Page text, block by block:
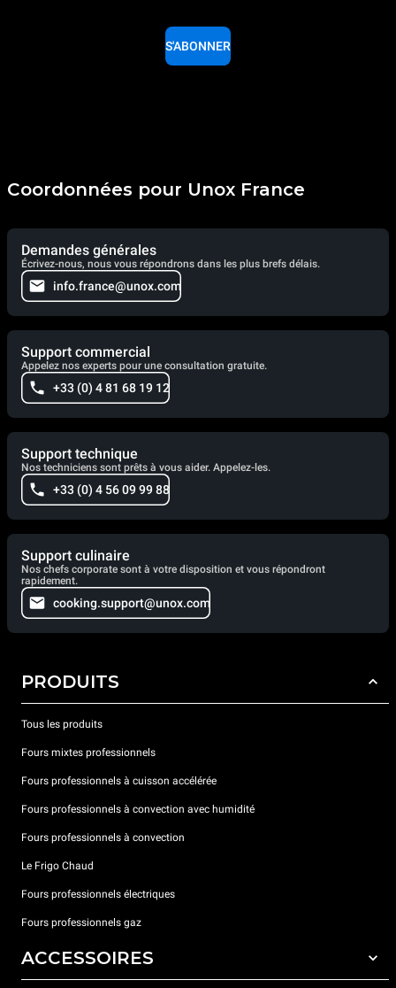
S'ABONNER
Coordonnées pour Unox France
Demandes générales
Écrivez-nous, nous vous répondrons dans les plus brefs délais.
info.france@unox.com
Support commercial
Appelez nos experts pour une consultation gratuite.
+33 (0) 4 81 68 19 12
Support technique
Nos techniciens sont prêts à vous aider. Appelez-les.
+33 (0) 4 56 09 99 88
Support culinaire
Nos chefs corporate sont à votre disposition et vous répondront
rapidement.
cooking.support@unox.com
PRODUITS
Tous les produits
Fours mixtes professionnels
Fours professionnels à cuisson accélérée
Fours professionnels à convection avec humidité
Fours professionnels à convection
Le Frigo Chaud
Fours professionnels électriques
Fours professionnels gaz
ACCESSOIRES